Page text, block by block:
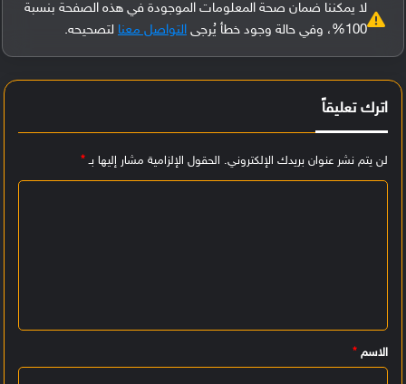
لا يمكننا ضمان صحة المعلومات الموجودة في هذه الصفحة بنسبة
100%، وفي حالة وجود خطأ يُرجى
التواصل معنا لتصحيحه.
اترك تعليقاً
لن يتم نشر عنوان بريدك الإلكتروني. الحقول الإلزامية مشار إليها بـ*
ي
ق
الاسم *